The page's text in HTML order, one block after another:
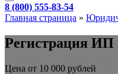
8 (800) 555-83-54
Главная страница »
Регистрация ИП
Цена от 10 000 рублей